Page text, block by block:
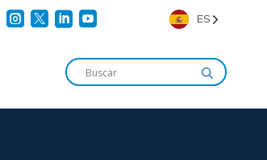
    ES